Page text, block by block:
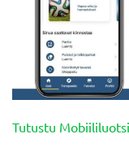
Tutustu